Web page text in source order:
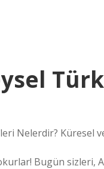
Nelerdir? Küresel
Bugün sizleri,